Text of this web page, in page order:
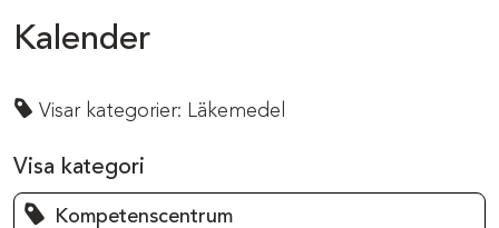
Kalender
Visar kategorier: Läkemedel
Visa kategori
Kompetenscentrum